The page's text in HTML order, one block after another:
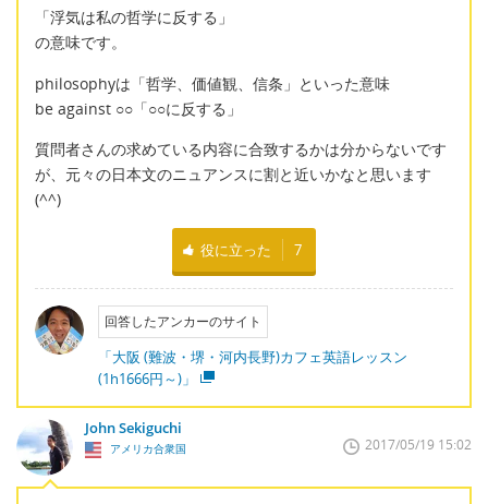
「浮気は私の哲学に反する」
の意味です。
philosophyは「哲学、価値観、信条」といった意味
be against ○○「○○に反する」
質問者さんの求めている内容に合致するかは分からないです
が、元々の日本文のニュアンスに割と近いかなと思います
(^^)
役に立った 7
回答したアンカーのサイト
「大阪 (難波・堺・河内長野)カフェ英語レッスン
(1h1666円～)」
John Sekiguchi
アメリカ合衆国 2017/05/19 15:02